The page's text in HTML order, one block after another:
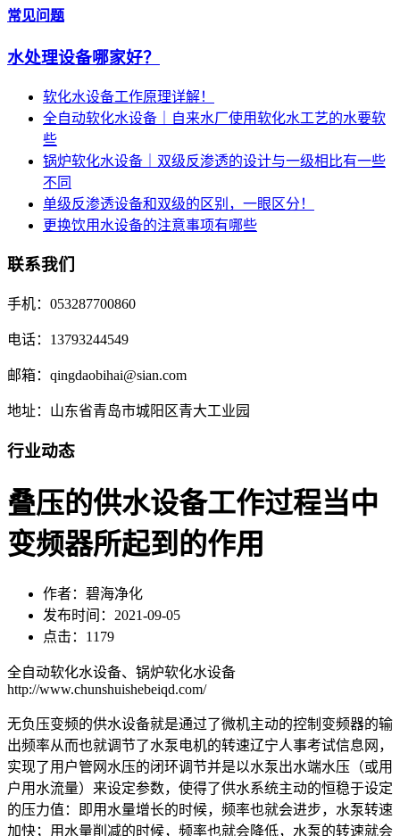
常见问题
水处理设备哪家好？
软化水设备工作原理详解！
全自动软化水设备｜自来水厂使用软化水工艺的水要软
些
锅炉软化水设备｜双级反渗透的设计与一级相比有一些
不同
单级反渗透设备和双级的区别，一眼区分！
更换饮用水设备的注意事项有哪些
联系我们
手机：053287700860
电话：13793244549
邮箱：qingdaobihai@sian.com
地址：山东省青岛市城阳区青大工业园
行业动态
叠压的供水设备工作过程当中
变频器所起到的作用
作者：碧海净化
发布时间：2021-09-05
点击：1179
全自动软化水设备、锅炉软化水设备
http://www.chunshuishebeiqd.com/
无负压变频的供水设备就是通过了微机主动的控制变频器的输
出频率从而也就调节了水泵电机的转速辽宁人事考试信息网，
实现了用户管网水压的闭环调节并是以水泵出水端水压（或用
户用水流量）来设定参数，使得了供水系统主动的恒稳于设定
的压力值：即用水量增长的时候，频率也就会进步，水泵转速
加快；用水量削减的时候，频率也就会降低，水泵的转速就会